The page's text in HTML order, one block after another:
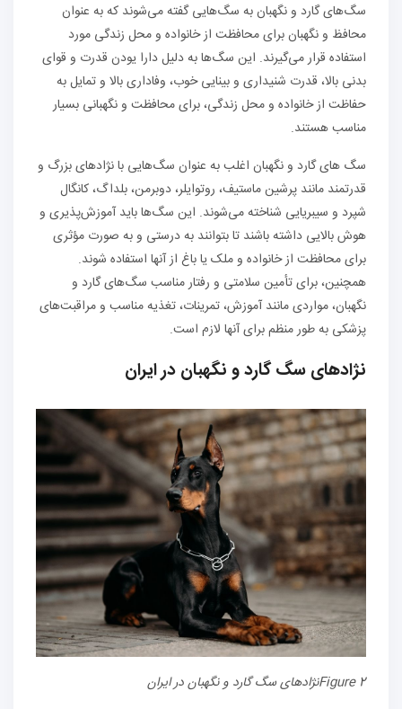
سگ‌های گارد و نگهبان به سگ‌هایی گفته می‌شوند که به عنوان
محافظ و نگهبان برای محافظت از خانواده و محل زندگی مورد
استفاده قرار می‌گیرند. این سگ‌ها به دلیل دارا یودن قدرت و قوای
بدنی بالا، قدرت شنیداری و بینایی خوب، وفاداری بالا و تمایل به
حفاظت از خانواده و محل زندگی، برای محافظت و نگهبانی بسیار
مناسب هستند.
سگ های گارد و نگهبان اغلب به عنوان سگ‌هایی با نژادهای بزرگ و
قدرتمند مانند پرشین ماستیف، روتوایلر، دوبرمن، بلداگ، کانگال
شپرد و سیبریایی شناخته می‌شوند. این سگ‌ها باید آموزش‌پذیری و
هوش بالایی داشته باشند تا بتوانند به درستی و به صورت مؤثری
برای محافظت از خانواده و ملک یا باغ از آنها استفاده شوند.
همچنین، برای تأمین سلامتی و رفتار مناسب سگ‌های گارد و
نگهبان، مواردی مانند آموزش، تمرینات، تغذیه مناسب و مراقبت‌های
پزشکی به طور منظم برای آنها لازم است.
نژادهای سگ گارد و نگهبان در ایران
Figure 2نژادهای سگ گارد و نگهبان در ایران